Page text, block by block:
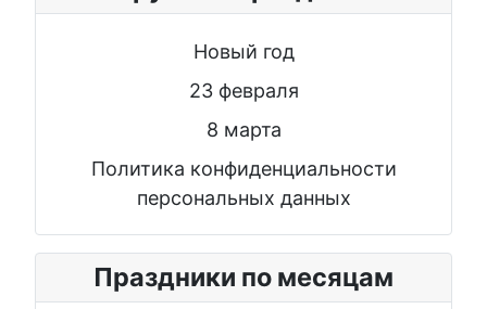
Новый год
23 февраля
8 марта
Политика конфиденциальности
персональных данных
Праздники по месяцам